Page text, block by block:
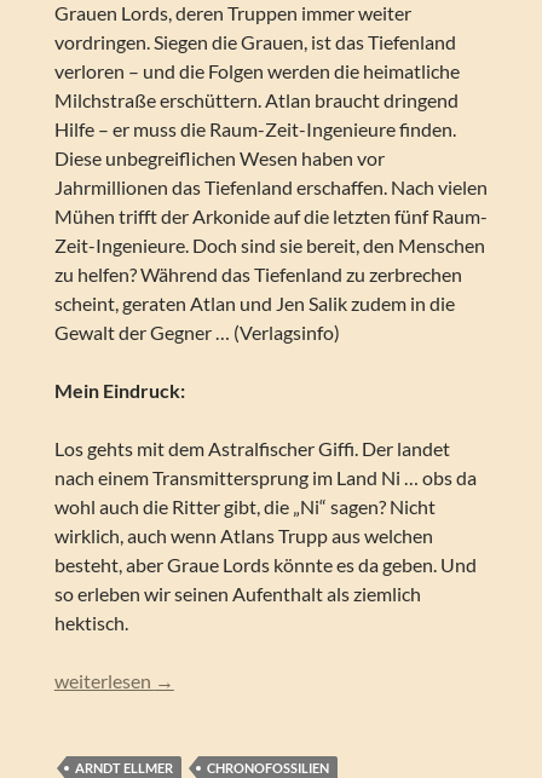
Grauen Lords, deren Truppen immer weiter
vordringen. Siegen die Grauen, ist das Tiefenland
verloren – und die Folgen werden die heimatliche
Milchstraße erschüttern. Atlan braucht dringend
Hilfe – er muss die Raum-Zeit-Ingenieure finden.
Diese unbegreiflichen Wesen haben vor
Jahrmillionen das Tiefenland erschaffen. Nach vielen
Mühen trifft der Arkonide auf die letzten fünf Raum-
Zeit-Ingenieure. Doch sind sie bereit, den Menschen
zu helfen? Während das Tiefenland zu zerbrechen
scheint, geraten Atlan und Jen Salik zudem in die
Gewalt der Gegner … (Verlagsinfo)
Mein Eindruck:
Los gehts mit dem Astralfischer Giffi. Der landet
nach einem Transmittersprung im Land Ni … obs da
wohl auch die Ritter gibt, die „Ni“ sagen? Nicht
wirklich, auch wenn Atlans Trupp aus welchen
besteht, aber Graue Lords könnte es da geben. Und
so erleben wir seinen Aufenthalt als ziemlich
hektisch.
Perry Rhodan – Die Raum-Zeit-Ingenieure (Silber Edition
weiterlesen →
ARNDT ELLMER
CHRONOFOSSILIEN